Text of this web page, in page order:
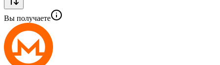
Вы получаете